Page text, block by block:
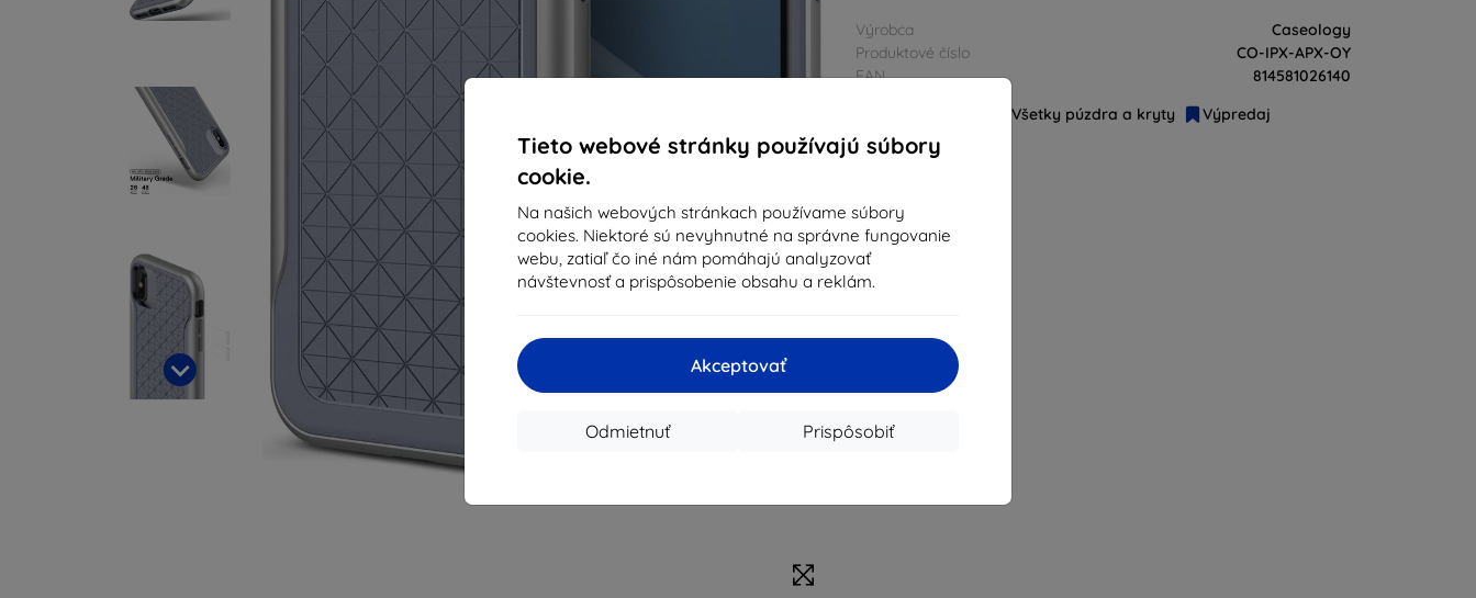
Tieto webové stránky používajú súbory
cookie.
Na našich webových stránkach používame súbory
cookies. Niektoré sú nevyhnutné na správne fungovanie
webu, zatiaľ čo iné nám pomáhajú analyzovať
návštevnosť a prispôsobenie obsahu a reklám.
Akceptovať
Prispôsobiť
Odmietnuť
Výrobca
Caseology
Produktové číslo
CO-IPX-APX-OY
EAN
814581026140
Všetky púzdra a kryty Výpredaj